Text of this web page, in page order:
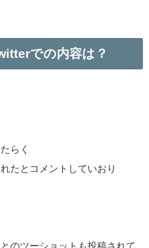
での内容は？
らく
たとコメントしていおり
のツーショットも投稿されて